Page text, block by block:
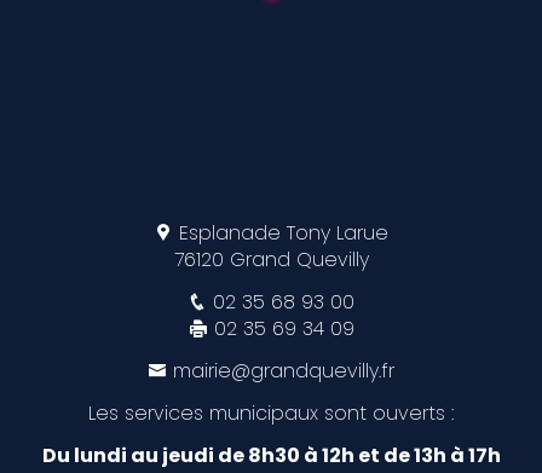
Esplanade Tony Larue
76120 Grand Quevilly
02 35 68 93 00
02 35 69 34 09
mairie@grandquevilly.fr
Les services municipaux sont ouverts :
Du lundi au jeudi de 8h30 à 12h et de 13h à 17h